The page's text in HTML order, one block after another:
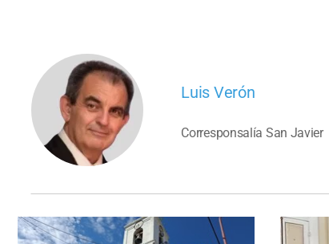
Luis Verón
Corresponsalía San Javier